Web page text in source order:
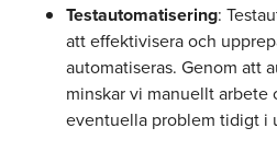
Testautomatisering:
att effektivisera och
automatiseras. Genom att
minskar vi manuellt arbete
eventuella problem tidigt i